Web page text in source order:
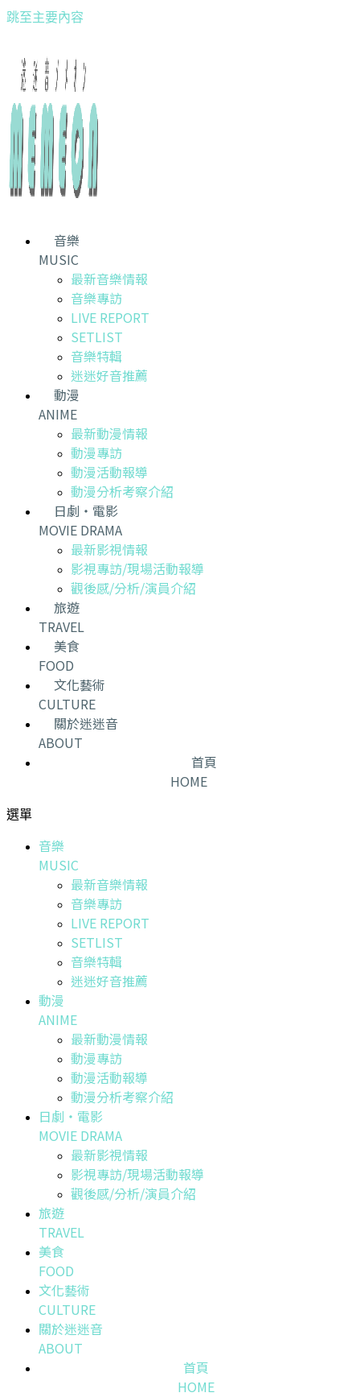
跳至主要內容
音樂
MUSIC
最新音樂情報
音樂專訪
LIVE REPORT
SETLIST
音樂特輯
迷迷好音推薦
動漫
ANIME
最新動漫情報
動漫專訪
動漫活動報導
動漫分析考察介紹
日劇・電影
MOVIE DRAMA
最新影視情報
影視專訪/現場活動報導
觀後感/分析/演員介紹
旅遊
TRAVEL
美食
FOOD
文化藝術
CULTURE
關於迷迷音
ABOUT
首頁
HOME
選單
音樂
MUSIC
最新音樂情報
音樂專訪
LIVE REPORT
SETLIST
音樂特輯
迷迷好音推薦
動漫
ANIME
最新動漫情報
動漫專訪
動漫活動報導
動漫分析考察介紹
日劇・電影
MOVIE DRAMA
最新影視情報
影視專訪/現場活動報導
觀後感/分析/演員介紹
旅遊
TRAVEL
美食
FOOD
文化藝術
CULTURE
關於迷迷音
ABOUT
首頁
HOME